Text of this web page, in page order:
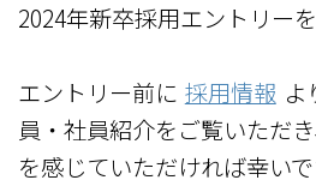
2024年新卒採用エントリー
エントリー前に 採用情報 よ
員・社員紹介をご覧いただ
を感じていただければ幸いで